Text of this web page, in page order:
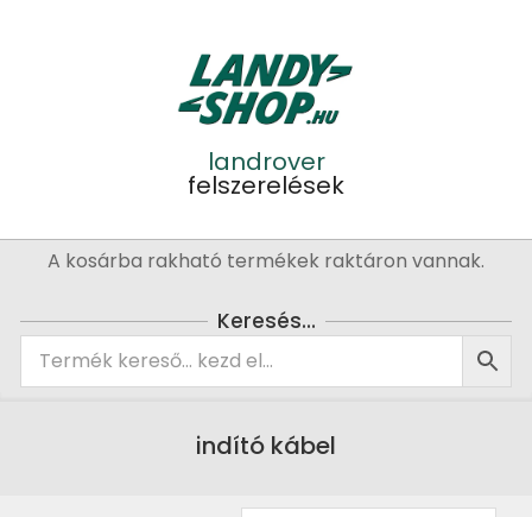
landrover
felszerelések
PrimaryA kosárba rakható termékek raktáron vannak.
Keresés…
indító kábel